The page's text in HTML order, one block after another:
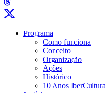
Programa
Como funciona
Conceito
Organização
Ações
Histórico
10 Anos IberCultura